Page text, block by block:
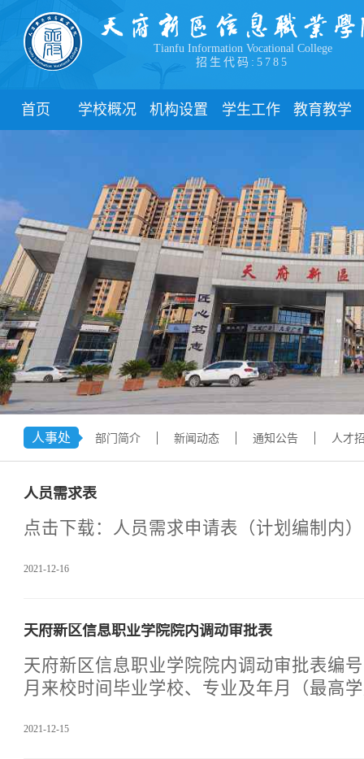
Tianfu Information Vocational College
招生代码:5785
首页 学校概况
学院领导
办学理念
办学特色
校园风貌
机构设置
职能部门
学生工作
新闻动态
团委
管理制度
学生风采
心理健康
学生资助
下载中心
联系我们
教育教学
教学制度
教学通知
教学动态
实践教学
专业建设
课程建设
教学改革
学术交流
人事处
部门简介 新闻动态 通知公告 人才
人员需求表
点击下载：人员需求申请表（计划编制内
2021-12-16
天府新区信息职业学院院内调动审批表
天府新区信息职业学院院内调动审批表编号：姓
月来校时间毕业学校、专业及年月（最高
意见 部门领导签名： 年 月 日现部门主管（联系）分管院领导
2021-12-15